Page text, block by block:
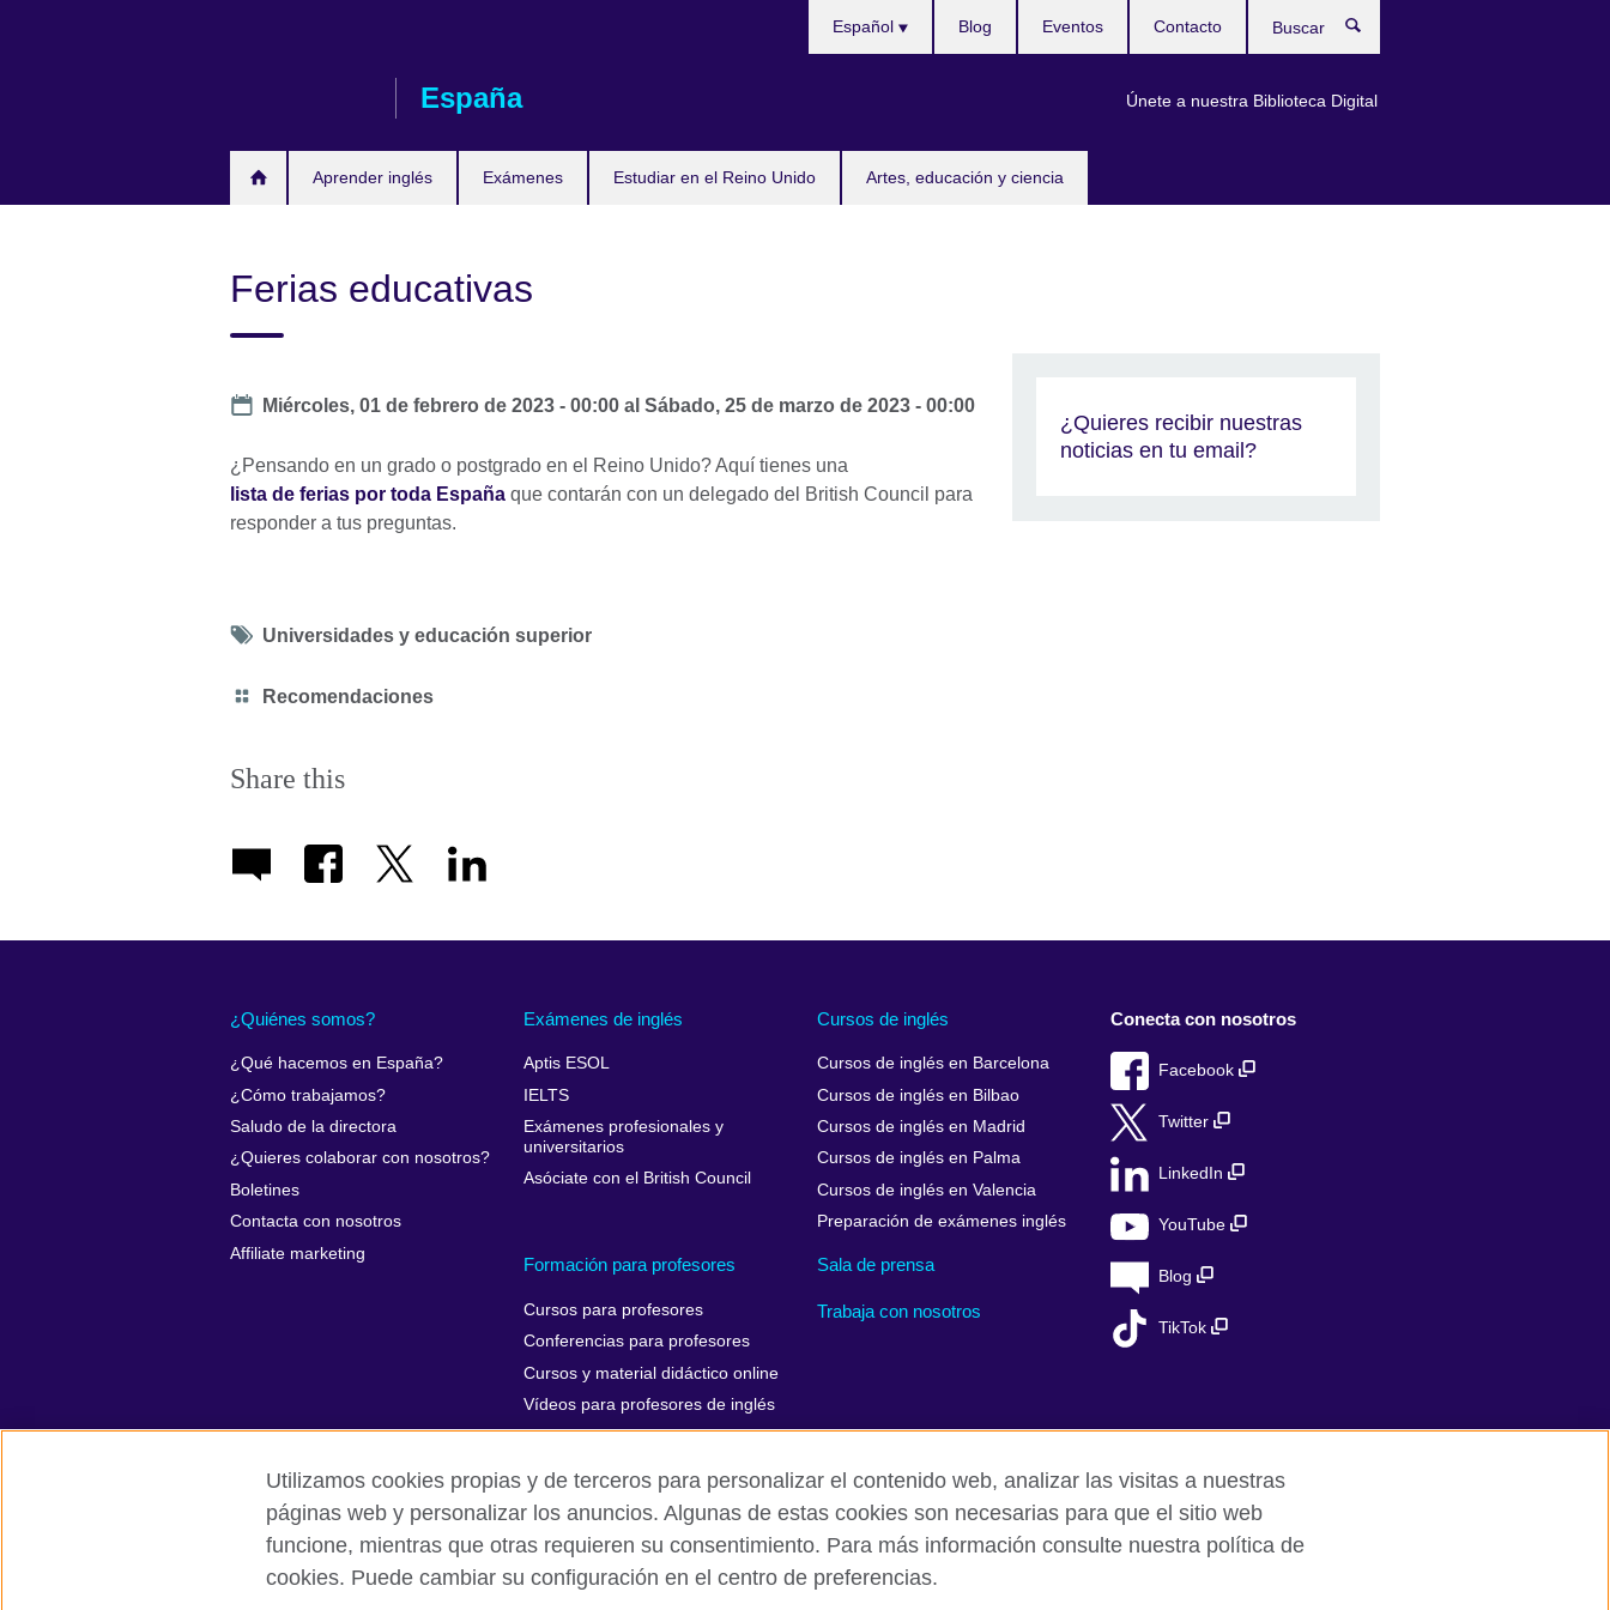
España
Aprender inglés Exámenes Estudiar en el Reino Unido Artes, educación y ciencia
idioma
Español
Únete a nuestra Biblioteca Digital
Blog Eventos Contacto
Ferias educativas
Date
Miércoles, 01 de febrero de 2023 - 00:00 alSábado, 25 de marzo de 2023 - 00:00
¿Pensando en un grado o postgrado en el Reino Unido? Aquí tienes una
lista de ferias por toda España que contarán con un delegado del British Council para
responder a tus preguntas.
Tag
Universidades y educación superior
Category
Recomendaciones
Share this
¿Quieres recibir nuestras
noticias en tu email?
¿Quiénes somos?
¿Qué hacemos en España?
¿Cómo trabajamos?
Saludo de la directora
¿Quieres colaborar con nosotros?
Boletines
Contacta con nosotros
Affiliate marketing
Exámenes de inglés
Aptis ESOL
IELTS
Exámenes profesionales y
universitarios
Asóciate con el British Council
Cursos de inglés
Cursos de inglés en Barcelona
Cursos de inglés en Bilbao
Cursos de inglés en Madrid
Cursos de inglés en Palma
Cursos de inglés en Valencia
Preparación de exámenes inglés
Formación para profesores
Cursos para profesores
Conferencias para profesores
Cursos y material didáctico online
Vídeos para profesores de inglés
Sala de prensa
Trabaja con nosotros
Conecta con nosotros
Facebook
Twitter
LinkedIn
YouTube
Blog
TikTok
British Council Global Privacidad Aviso Legal Cookies Mapa del sitio
© 2026 British Council
Utilizamos cookies propias y de terceros para personalizar el contenido web, analizar las visitas a nuestras
páginas web y personalizar los anuncios. Algunas de estas cookies son necesarias para que el sitio web
funcione, mientras que otras requieren su consentimiento. Para más información consulte nuestra política de
cookies. Puede cambiar su configuración en el centro de preferencias.